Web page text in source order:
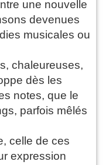
une nouvelle
devenues
musicales ou
chaleureuses,
dès les
notes, que le
parfois mêlés
celle de ces
expression